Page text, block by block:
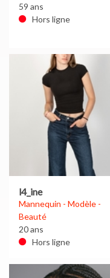
59 ans
Hors ligne
l4_ine
Mannequin - Modèle -
Beauté
20 ans
Hors ligne